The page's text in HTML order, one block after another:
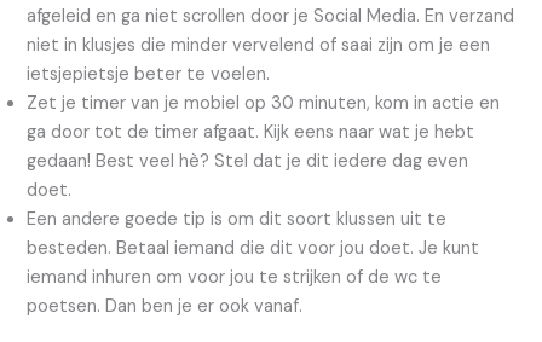
afgeleid en ga niet scrollen door je Social Media. En verzand
niet in klusjes die minder vervelend of saai zijn om je een
ietsjepietsje beter te voelen.
Zet je timer van je mobiel op 30 minuten, kom in actie en
ga door tot de timer afgaat. Kijk eens naar wat je hebt
gedaan! Best veel hè? Stel dat je dit iedere dag even
doet.
Een andere goede tip is om dit soort klussen uit te
besteden. Betaal iemand die dit voor jou doet. Je kunt
iemand inhuren om voor jou te strijken of de wc te
poetsen. Dan ben je er ook vanaf.